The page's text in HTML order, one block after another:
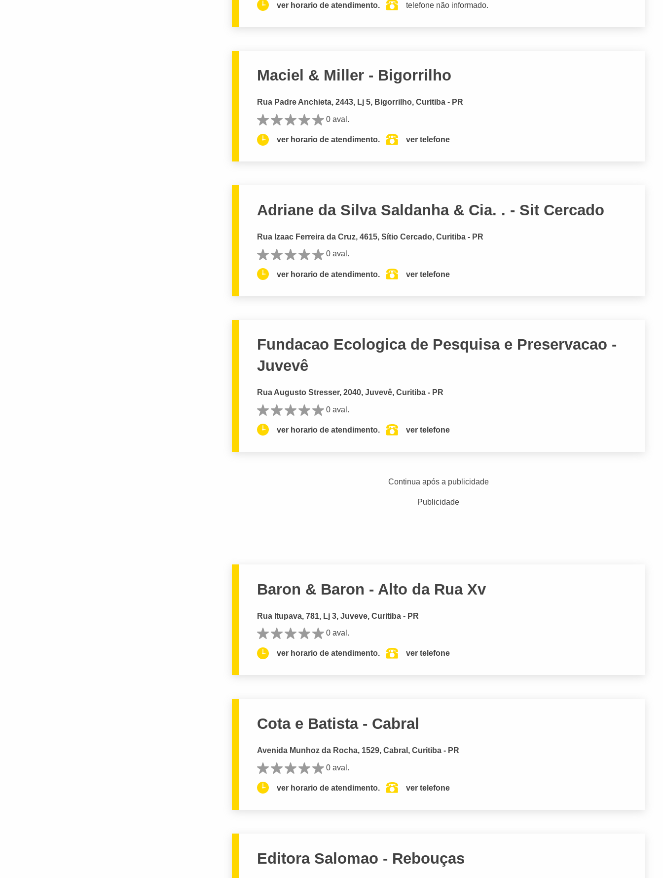
ver horario de atendimento. telefone não informado.
Maciel & Miller - Bigorrilho
Rua Padre Anchieta, 2443, Lj 5, Bigorrilho, Curitiba - PR
0 aval.
ver horario de atendimento. ver telefone
Adriane da Silva Saldanha & Cia. . - Sit Cercado
Rua Izaac Ferreira da Cruz, 4615, Sítio Cercado, Curitiba - PR
0 aval.
ver horario de atendimento. ver telefone
Fundacao Ecologica de Pesquisa e Preservacao -
Juvevê
Rua Augusto Stresser, 2040, Juvevê, Curitiba - PR
0 aval.
ver horario de atendimento. ver telefone
Continua após a publicidade
Publicidade
Baron & Baron - Alto da Rua Xv
Rua Itupava, 781, Lj 3, Juveve, Curitiba - PR
0 aval.
ver horario de atendimento. ver telefone
Cota e Batista - Cabral
Avenida Munhoz da Rocha, 1529, Cabral, Curitiba - PR
0 aval.
ver horario de atendimento. ver telefone
Editora Salomao - Rebouças